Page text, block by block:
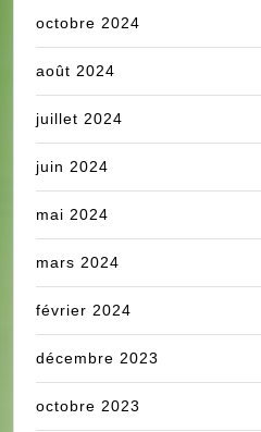
octobre 2024
août 2024
juillet 2024
juin 2024
mai 2024
mars 2024
février 2024
décembre 2023
octobre 2023